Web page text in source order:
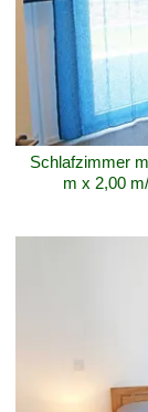
Schlafzimmer
m x 2,00